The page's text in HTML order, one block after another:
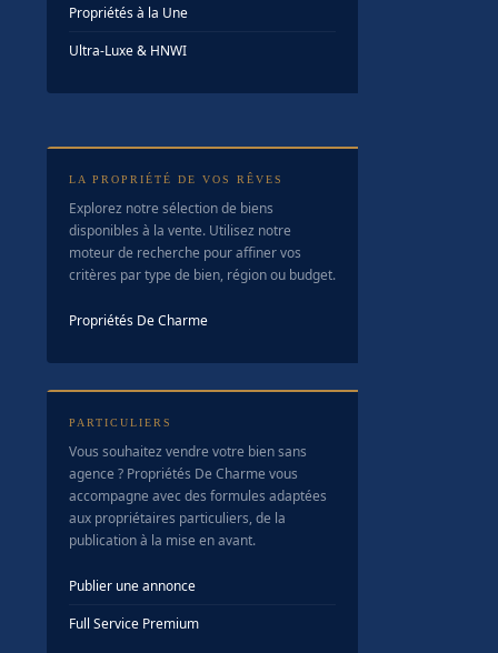
Propriétés à la Une
Ultra-Luxe & HNWI
LA PROPRIÉTÉ DE VOS RÊVES
Explorez notre sélection de biens
disponibles à la vente. Utilisez notre
moteur de recherche pour affiner vos
critères par type de bien, région ou budget.
Propriétés De Charme
PARTICULIERS
Vous souhaitez vendre votre bien sans
agence ? Propriétés De Charme vous
accompagne avec des formules adaptées
aux propriétaires particuliers, de la
publication à la mise en avant.
Publier une annonce
Full Service Premium